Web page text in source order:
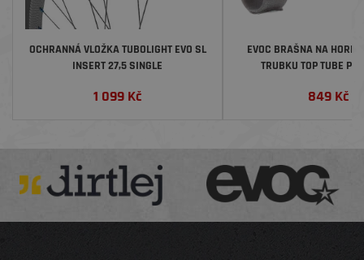
OCHRANNÁ VLOŽKA TUBOLIGHT EVO SL
INSERT 27,5 SINGLE
1 099 Kč
EVOC BRAŠNA NA HORNÍ
TRUBKU TOP TUBE
849Kč